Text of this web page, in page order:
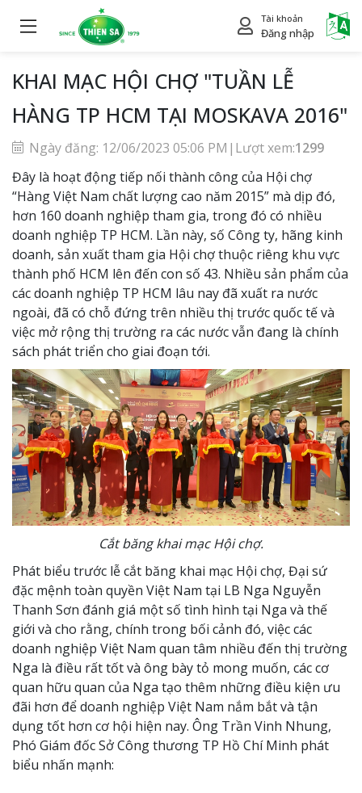
Tài khoản
Đăng nhập
KHAI MẠC HỘI CHỢ "TUẦN LỄ
HÀNG TP HCM TẠI MOSKAVA 2016"
Ngày đăng: 12/06/2023 05:06 PM | Lượt xem:1299
Đây là hoạt động tiếp nối thành công của Hội chợ
“Hàng Việt Nam chất lượng cao năm 2015” mà dịp đó,
hơn 160 doanh nghiệp tham gia, trong đó có nhiều
doanh nghiệp TP HCM. Lần này, số Công ty, hãng kinh
doanh, sản xuất tham gia Hội chợ thuộc riêng khu vực
thành phố HCM lên đến con số 43. Nhiều sản phẩm của
các doanh nghiệp TP HCM lâu nay đã xuất ra nước
ngoài, đã có chỗ đứng trên nhiều thị trước quốc tế và
việc mở rộng thị trường ra các nước vẫn đang là chính
sách phát triển cho giai đoạn tới.
Cắt băng khai mạc Hội chợ.
Phát biểu trước lễ cắt băng khai mạc Hội chợ, Đại sứ
đặc mệnh toàn quyền Việt Nam tại LB Nga Nguyễn
Thanh Sơn đánh giá một số tình hình tại Nga và thế
giới và cho rằng, chính trong bối cảnh đó, việc các
doanh nghiệp Việt Nam quan tâm nhiều đến thị trường
Nga là điều rất tốt và ông bày tỏ mong muốn, các cơ
quan hữu quan của Nga tạo thêm những điều kiện ưu
đãi hơn để doanh nghiệp Việt Nam nắm bắt và tận
dụng tốt hơn cơ hội hiện nay. Ông Trần Vinh Nhung,
Phó Giám đốc Sở Công thương TP Hồ Chí Minh phát
biểu nhấn mạnh: